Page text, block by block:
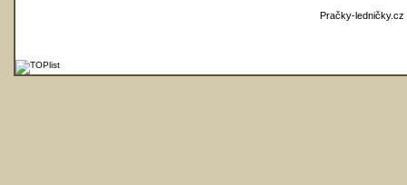
Pračky-ledničky.cz